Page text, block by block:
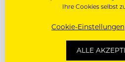
CHEF DE PARTIE /
Entdecke alle Jobs
Ihre Cookies selbst
Cookie-Einstellungen
ALLE